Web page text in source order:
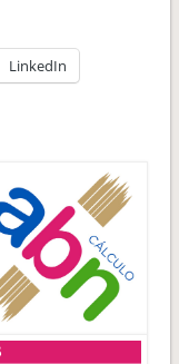
LinkedIn